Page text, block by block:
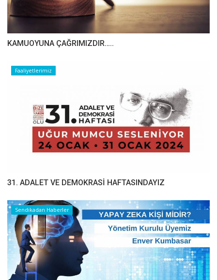
​​​​​​​KAMUOYUNA ÇAĞRIMIZDIR…..
Faaliyetlerimiz
31. ADALET VE DEMOKRASİ HAFTASINDAYIZ
Sendikadan Haberler